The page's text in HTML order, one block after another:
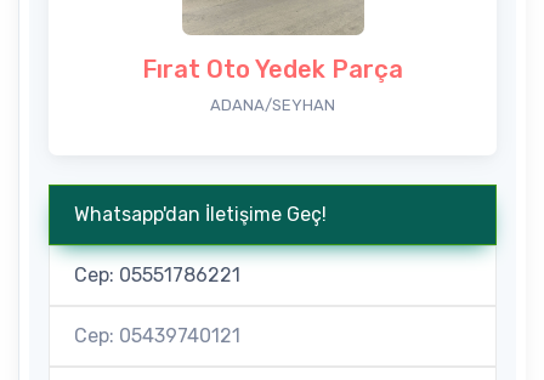
Fırat Oto Yedek Parça
ADANA/SEYHAN
Whatsapp'dan İletişime Geç!
Cep: 05551786221
Cep: 05439740121